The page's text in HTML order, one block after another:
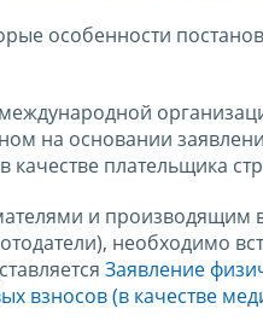
особенности
на основании
плательщика
и производящим
необходимо
Заявление
взносов (в качестве